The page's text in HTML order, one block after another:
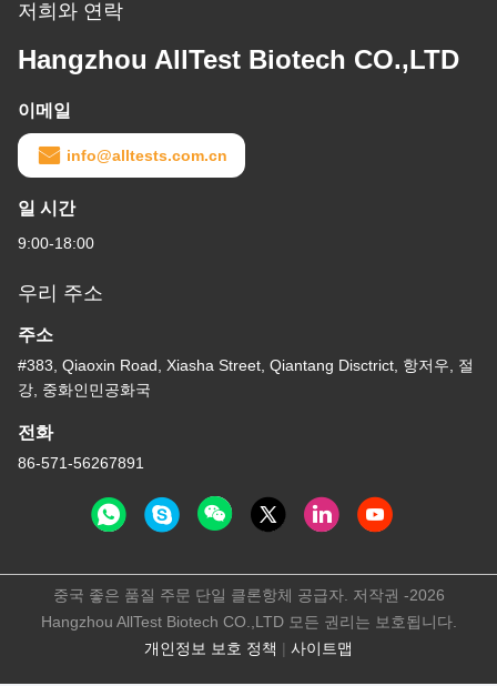
저희와 연락
Hangzhou AllTest Biotech CO.,LTD
이메일
info@alltests.com.cn
일 시간
9:00-18:00
우리 주소
주소
#383, Qiaoxin Road, Xiasha Street, Qiantang Disctrict, 항저우, 절
강, 중화인민공화국
전화
86-571-56267891
개인정보 보호 정책 | 사이트맵
중국 좋은 품질 주문 단일 클론항체 공급자. 저작권 -2026
Hangzhou AllTest Biotech CO.,LTD 모든 권리는 보호됩니다.